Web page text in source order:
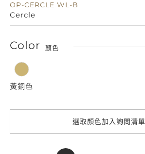
OP-CERCLE WL-B
Cercle
Color 顏色
黃銅色
選取顏色加入詢問清單